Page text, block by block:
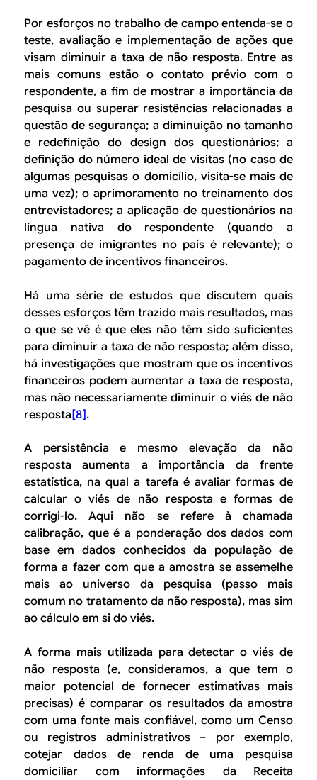
Por esforços no trabalho de campo entenda-se o
teste, avaliação e implementação de ações que
visam diminuir a taxa de não resposta. Entre as
mais comuns estão o contato prévio com o
respondente, a fim de mostrar a importância da
pesquisa ou superar resistências relacionadas a
questão de segurança; a diminuição no tamanho
e redefinição do design dos questionários; a
definição do número ideal de visitas (no caso de
algumas pesquisas o domicílio, visita-se mais de
uma vez); o aprimoramento no treinamento dos
entrevistadores; a aplicação de questionários na
língua nativa do respondente (quando a
presença de imigrantes no país é relevante); o
pagamento de incentivos financeiros.
Há uma série de estudos que discutem quais
desses esforços têm trazido mais resultados, mas
o que se vê é que eles não têm sido suficientes
para diminuir a taxa de não resposta; além disso,
há investigações que mostram que os incentivos
financeiros podem aumentar a taxa de resposta,
mas não necessariamente diminuir o viés de não
resposta[8].
A persistência e mesmo elevação da não
resposta aumenta a importância da frente
estatística, na qual a tarefa é avaliar formas de
calcular o viés de não resposta e formas de
corrigi-lo. Aqui não se refere à chamada
calibração, que é a ponderação dos dados com
base em dados conhecidos da população de
forma a fazer com que a amostra se assemelhe
mais ao universo da pesquisa (passo mais
comum no tratamento da não resposta), mas sim
ao cálculo em si do viés.
A forma mais utilizada para detectar o viés de
não resposta (e, consideramos, a que tem o
maior potencial de fornecer estimativas mais
precisas) é comparar os resultados da amostra
com uma fonte mais confiável, como um Censo
ou registros administrativos – por exemplo,
cotejar dados de renda de uma pesquisa
domiciliar com informações da Receita